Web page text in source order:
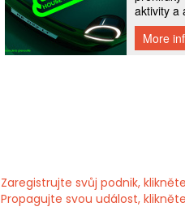
Zaregistrujte svůj podnik,
Propagujte svou událost,